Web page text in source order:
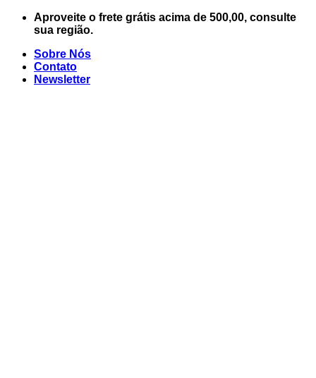
Skip
Aproveite o frete grátis acima de 500,00, consulte
sua região.
Sobre Nós
Contato
Newsletter